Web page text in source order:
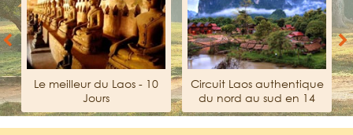
Le meilleur du Laos - 10
Jours
Circuit Laos authentique
du nord au sud en 14
jours